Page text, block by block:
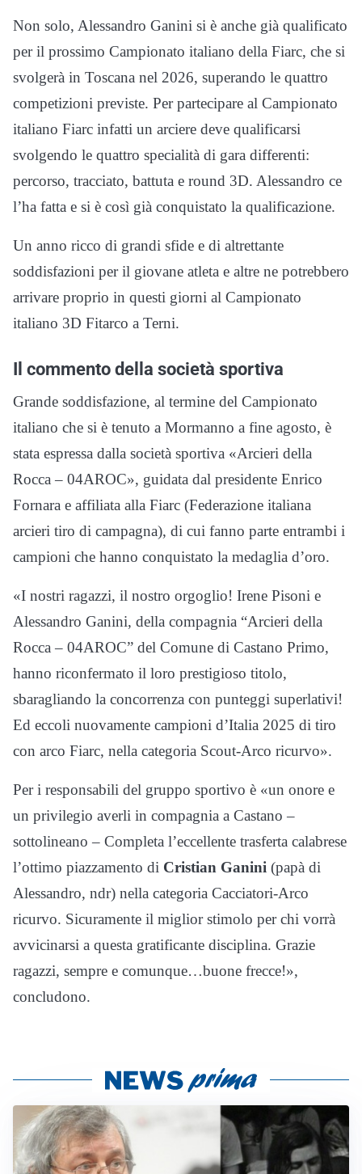
Non solo, Alessandro Ganini si è anche già qualificato
per il prossimo Campionato italiano della Fiarc, che si
svolgerà in Toscana nel 2026, superando le quattro
competizioni previste. Per partecipare al Campionato
italiano Fiarc infatti un arciere deve qualificarsi
svolgendo le quattro specialità di gara differenti:
percorso, tracciato, battuta e round 3D. Alessandro ce
l’ha fatta e si è così già conquistato la qualificazione.
Un anno ricco di grandi sfide e di altrettante
soddisfazioni per il giovane atleta e altre ne potrebbero
arrivare proprio in questi giorni al Campionato
italiano 3D Fitarco a Terni.
Il commento della società sportiva
Grande soddisfazione, al termine del Campionato
italiano che si è tenuto a Mormanno a fine agosto, è
stata espressa dalla società sportiva «Arcieri della
Rocca – 04AROC», guidata dal presidente Enrico
Fornara e affiliata alla Fiarc (Federazione italiana
arcieri tiro di campagna), di cui fanno parte entrambi i
campioni che hanno conquistato la medaglia d’oro.
«I nostri ragazzi, il nostro orgoglio! Irene Pisoni e
Alessandro Ganini, della compagnia “Arcieri della
Rocca – 04AROC” del Comune di Castano Primo,
hanno riconfermato il loro prestigioso titolo,
sbaragliando la concorrenza con punteggi superlativi!
Ed eccoli nuovamente campioni d’Italia 2025 di tiro
con arco Fiarc, nella categoria Scout-Arco ricurvo».
Per i responsabili del gruppo sportivo è «un onore e
un privilegio averli in compagnia a Castano –
sottolineano – Completa l’eccellente trasferta calabrese
l’ottimo piazzamento di Cristian Ganini (papà di
Alessandro, ndr) nella categoria Cacciatori-Arco
ricurvo. Sicuramente il miglior stimolo per chi vorrà
avvicinarsi a questa gratificante disciplina. Grazie
ragazzi, sempre e comunque…buone frecce!»,
concludono.